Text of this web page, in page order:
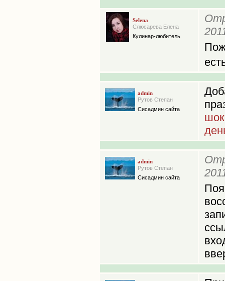
Selena
Слюсарева Елена
Кулинар-любитель
admin
Рутов Степан
Сисадмин сайта
admin
Рутов Степан
Сисадмин сайта